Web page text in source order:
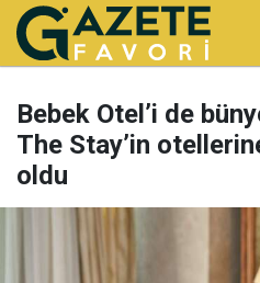
Bebek Otel’i de
The Stay’in
oldu